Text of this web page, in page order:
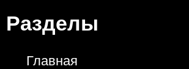
Разделы
Главная